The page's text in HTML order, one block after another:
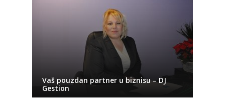
Vaš pouzdan partner u biznisu – DJ
Gestion